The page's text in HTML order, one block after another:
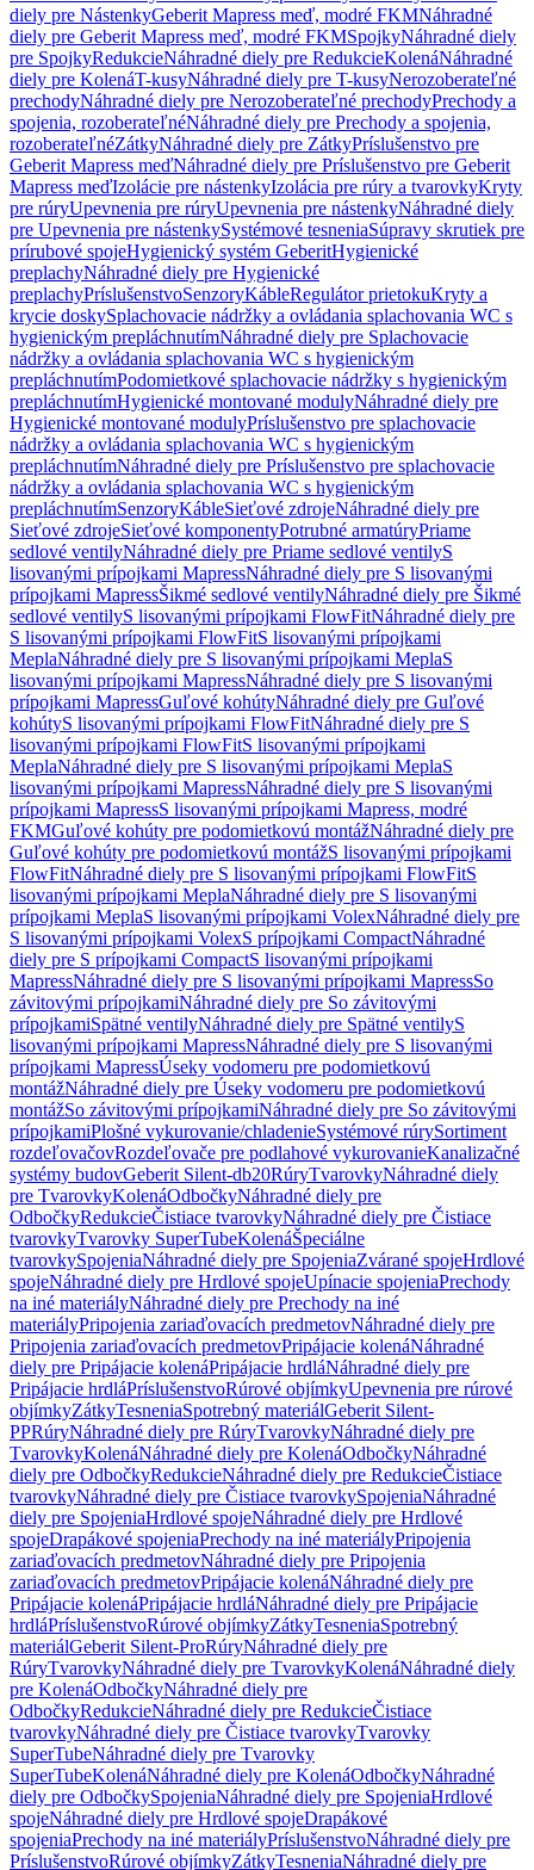
diely pre NástenkyGeberit Mapress meď, modré FKMNáhradné
diely pre Geberit Mapress meď, modré FKMSpojkyNáhradné diely
pre SpojkyRedukcieNáhradné diely pre RedukcieKolenáNáhradné
diely pre KolenáT-kusyNáhradné diely pre T-kusyNerozoberateľné
prechodyNáhradné diely pre Nerozoberateľné prechodyPrechody a
spojenia, rozoberateľnéNáhradné diely pre Prechody a spojenia,
rozoberateľnéZátkyNáhradné diely pre ZátkyPríslušenstvo pre
Geberit Mapress meďNáhradné diely pre Príslušenstvo pre Geberit
Mapress meďIzolácie pre nástenkyIzolácia pre rúry a tvarovkyKryty
pre rúryUpevnenia pre rúryUpevnenia pre nástenkyNáhradné diely
pre Upevnenia pre nástenkySystémové tesneniaSúpravy skrutiek pre
prírubové spojeHygienický systém GeberitHygienické
preplachyNáhradné diely pre Hygienické
preplachyPríslušenstvoSenzoryKábleRegulátor prietokuKryty a
krycie doskySplachovacie nádržky a ovládania splachovania WC s
hygienickým prepláchnutímNáhradné diely pre Splachovacie
nádržky a ovládania splachovania WC s hygienickým
prepláchnutímPodomietkové splachovacie nádržky s hygienickým
prepláchnutímHygienické montované modulyNáhradné diely pre
Hygienické montované modulyPríslušenstvo pre splachovacie
nádržky a ovládania splachovania WC s hygienickým
prepláchnutímNáhradné diely pre Príslušenstvo pre splachovacie
nádržky a ovládania splachovania WC s hygienickým
prepláchnutímSenzoryKábleSieťové zdrojeNáhradné diely pre
Sieťové zdrojeSieťové komponentyPotrubné armatúryPriame
sedlové ventilyNáhradné diely pre Priame sedlové ventilyS
lisovanými prípojkami MapressNáhradné diely pre S lisovanými
prípojkami MapressŠikmé sedlové ventilyNáhradné diely pre Šikmé
sedlové ventilyS lisovanými prípojkami FlowFitNáhradné diely pre
S lisovanými prípojkami FlowFitS lisovanými prípojkami
MeplaNáhradné diely pre S lisovanými prípojkami MeplaS
lisovanými prípojkami MapressNáhradné diely pre S lisovanými
prípojkami MapressGuľové kohútyNáhradné diely pre Guľové
kohútyS lisovanými prípojkami FlowFitNáhradné diely pre S
lisovanými prípojkami FlowFitS lisovanými prípojkami
MeplaNáhradné diely pre S lisovanými prípojkami MeplaS
lisovanými prípojkami MapressNáhradné diely pre S lisovanými
prípojkami MapressS lisovanými prípojkami Mapress, modré
FKMGuľové kohúty pre podomietkovú montážNáhradné diely pre
Guľové kohúty pre podomietkovú montážS lisovanými prípojkami
FlowFitNáhradné diely pre S lisovanými prípojkami FlowFitS
lisovanými prípojkami MeplaNáhradné diely pre S lisovanými
prípojkami MeplaS lisovanými prípojkami VolexNáhradné diely pre
S lisovanými prípojkami VolexS prípojkami CompactNáhradné
diely pre S prípojkami CompactS lisovanými prípojkami
MapressNáhradné diely pre S lisovanými prípojkami MapressSo
závitovými prípojkamiNáhradné diely pre So závitovými
prípojkamiSpätné ventilyNáhradné diely pre Spätné ventilyS
lisovanými prípojkami MapressNáhradné diely pre S lisovanými
prípojkami MapressÚseky vodomeru pre podomietkovú
montážNáhradné diely pre Úseky vodomeru pre podomietkovú
montážSo závitovými prípojkamiNáhradné diely pre So závitovými
prípojkamiPlošné vykurovanie/chladenieSystémové rúrySortiment
rozdeľovačovRozdeľovače pre podlahové vykurovanieKanalizačné
systémy budovGeberit Silent-db20RúryTvarovkyNáhradné diely
pre TvarovkyKolenáOdbočkyNáhradné diely pre
OdbočkyRedukcieČistiace tvarovkyNáhradné diely pre Čistiace
tvarovkyTvarovky SuperTubeKolenáŠpeciálne
tvarovkySpojeniaNáhradné diely pre SpojeniaZvárané spojeHrdlové
spojeNáhradné diely pre Hrdlové spojeUpínacie spojeniaPrechody
na iné materiályNáhradné diely pre Prechody na iné
materiályPripojenia zariaďovacích predmetovNáhradné diely pre
Pripojenia zariaďovacích predmetovPripájacie kolenáNáhradné
diely pre Pripájacie kolenáPripájacie hrdláNáhradné diely pre
Pripájacie hrdláPríslušenstvoRúrové objímkyUpevnenia pre rúrové
objímkyZátkyTesneniaSpotrebný materiálGeberit Silent-
PPRúryNáhradné diely pre RúryTvarovkyNáhradné diely pre
TvarovkyKolenáNáhradné diely pre KolenáOdbočkyNáhradné
diely pre OdbočkyRedukcieNáhradné diely pre RedukcieČistiace
tvarovkyNáhradné diely pre Čistiace tvarovkySpojeniaNáhradné
diely pre SpojeniaHrdlové spojeNáhradné diely pre Hrdlové
spojeDrapákové spojeniaPrechody na iné materiályPripojenia
zariaďovacích predmetovNáhradné diely pre Pripojenia
zariaďovacích predmetovPripájacie kolenáNáhradné diely pre
Pripájacie kolenáPripájacie hrdláNáhradné diely pre Pripájacie
hrdláPríslušenstvoRúrové objímkyZátkyTesneniaSpotrebný
materiálGeberit Silent-ProRúryNáhradné diely pre
RúryTvarovkyNáhradné diely pre TvarovkyKolenáNáhradné diely
pre KolenáOdbočkyNáhradné diely pre
OdbočkyRedukcieNáhradné diely pre RedukcieČistiace
tvarovkyNáhradné diely pre Čistiace tvarovkyTvarovky
SuperTubeNáhradné diely pre Tvarovky
SuperTubeKolenáNáhradné diely pre KolenáOdbočkyNáhradné
diely pre OdbočkySpojeniaNáhradné diely pre SpojeniaHrdlové
spojeNáhradné diely pre Hrdlové spojeDrapákové
spojeniaPrechody na iné materiályPríslušenstvoNáhradné diely pre
PríslušenstvoRúrové objímkyZátkyTesneniaNáhradné diely pre